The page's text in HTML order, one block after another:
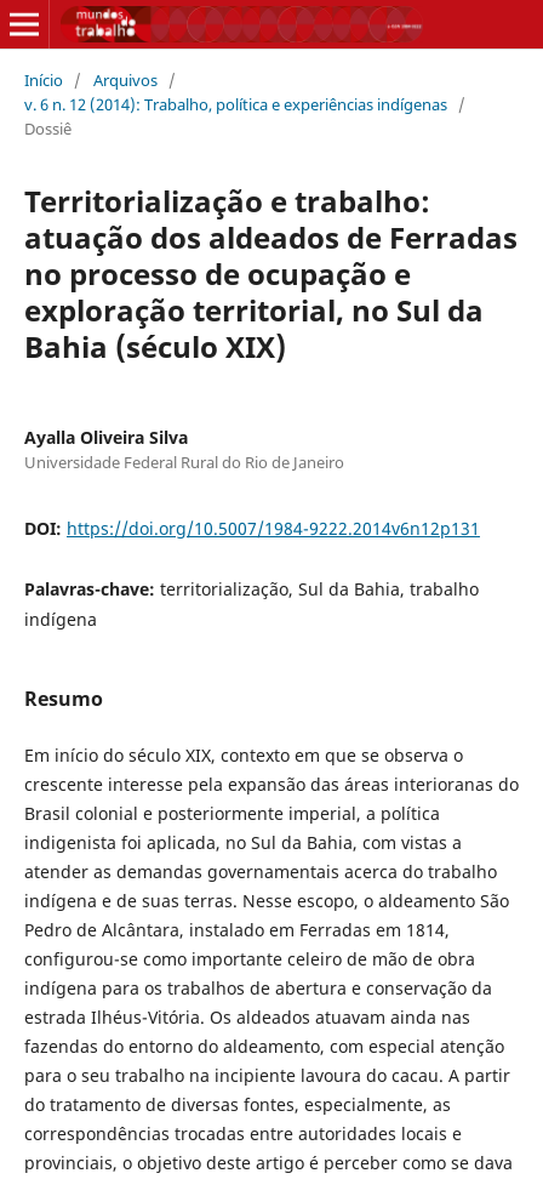
Início / Arquivos /
v. 6 n. 12 (2014): Trabalho, política e experiências indígenas /
Dossiê
Territorialização e trabalho:
atuação dos aldeados de Ferradas
no processo de ocupação e
exploração territorial, no Sul da
Bahia (século XIX)
Ayalla Oliveira Silva
Universidade Federal Rural do Rio de Janeiro
DOI: https://doi.org/10.5007/1984-9222.2014v6n12p131
Palavras-chave: territorialização, Sul da Bahia, trabalho
indígena
Resumo
Em início do século XIX, contexto em que se observa o
crescente interesse pela expansão das áreas interioranas do
Brasil colonial e posteriormente imperial, a política
indigenista foi aplicada, no Sul da Bahia, com vistas a
atender as demandas governamentais acerca do trabalho
indígena e de suas terras. Nesse escopo, o aldeamento São
Pedro de Alcântara, instalado em Ferradas em 1814,
configurou-se como importante celeiro de mão de obra
indígena para os trabalhos de abertura e conservação da
estrada Ilhéus-Vitória. Os aldeados atuavam ainda nas
fazendas do entorno do aldeamento, com especial atenção
para o seu trabalho na incipiente lavoura do cacau. A partir
do tratamento de diversas fontes, especialmente, as
correspondências trocadas entre autoridades locais e
provinciais, o objetivo deste artigo é perceber como se dava